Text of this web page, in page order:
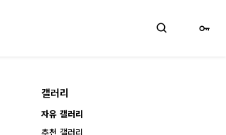
갤러리
자유 갤러리
추천 갤러리